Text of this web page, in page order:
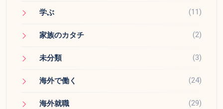
学ぶ (11)
家族のカタチ (2)
未分類 (3)
海外で働く (24)
海外就職 (29)